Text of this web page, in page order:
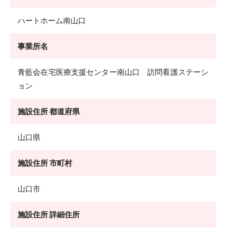
ハートホーム南山口
事業所名
青藍会在宅医療支援センター南山口 訪問看護ステーシ
ョン
施設住所 都道府県
山口県
施設住所 市町村
山口市
施設住所 詳細住所